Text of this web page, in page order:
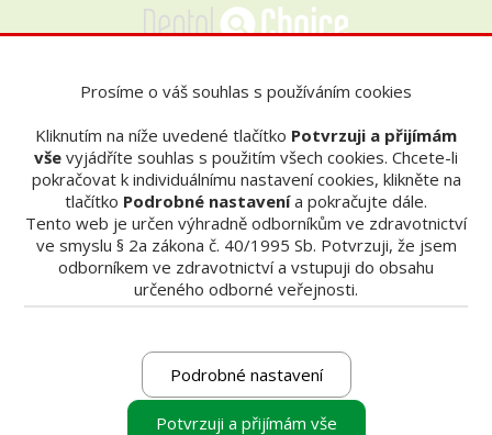
vyberte produkt
k porovnání
vyberte produkt
k porovnání
vyberte produkt
k porovnání
POROVNAT PRODUKTY
CHCI CENOVOU NABÍDKU
Pomocí jediného tlačítka můžete nyní nově získat
nezávaznou cenovou nabídku až na tři vámi
Prosíme o váš souhlas s používáním cookies
Kliknutím na níže uvedené tlačítko Potvrzuji a přijímám
vše vyjádříte souhlas s použitím všech cookies. Chcete-li
pokračovat k individuálnímu nastavení cookies, klikněte na
tlačítko Podrobné nastavenía pokračujte dále.
Tento web je určen výhradně odborníkům ve zdravotnictví
ve smyslu § 2a zákona č. 40/1995 Sb. Potvrzuji, že jsem
odborníkem ve zdravotnictví a vstupuji do obsahu
určeného odborné veřejnosti.
Podrobné nastavení
Potvrzuji a přijímám vše